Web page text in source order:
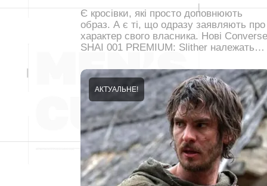
Є кросівки, які просто доповнюють
образ. А є ті, що одразу заявляють про
характер свого власника. Нові Converse
SHAI 001 PREMIUM: Slither належать…
АКТУАЛЬНЕ!